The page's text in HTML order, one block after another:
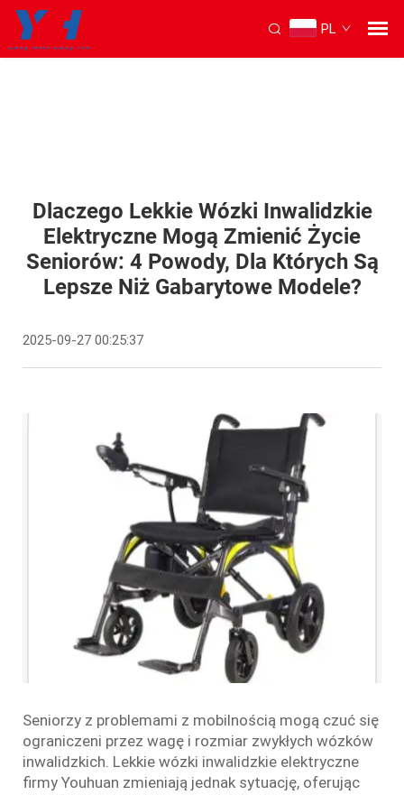
PL
Dlaczego Lekkie Wózki Inwalidzkie
Elektryczne Mogą Zmienić Życie
Seniorów: 4 Powody, Dla Których Są
Lepsze Niż Gabarytowe Modele?
2025-09-27 00:25:37
Seniorzy z problemami z mobilnością mogą czuć się
ograniczeni przez wagę i rozmiar zwykłych wózków
inwalidzkich. Lekkie wózki inwalidzkie elektryczne
firmy Youhuan zmieniają jednak sytuację, oferując